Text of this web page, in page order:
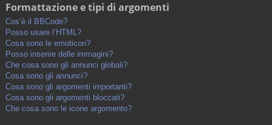
Formattazione e tipi di argomenti
Cos’è il BBCode?
Posso usare l’HTML?
Cosa sono le emoticon?
Posso inserire delle immagini?
Che cosa sono gli annunci globali?
Cosa sono gli annunci?
Cosa sono gli argomenti importanti?
Cosa sono gli argomenti bloccati?
Che cosa sono le icone argomento?